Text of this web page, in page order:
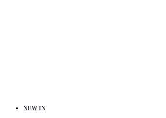
NEW IN